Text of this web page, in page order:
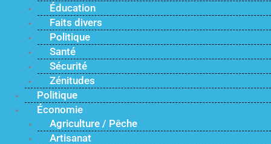
Éducation
Faits divers
Politique
Santé
Sécurité
Zénitudes
Politique
Économie
Agriculture / Pêche
Artisanat